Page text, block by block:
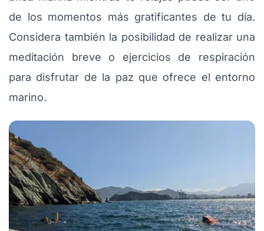
de los momentos más gratificantes de tu día.
Considera también la posibilidad de realizar una
meditación breve o ejercicios de respiración
para disfrutar de la paz que ofrece el entorno
marino.